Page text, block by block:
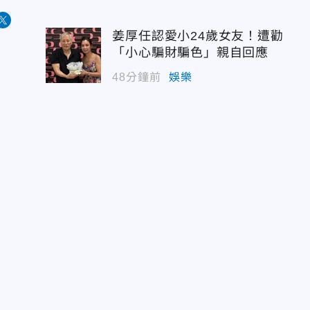
姜厚任認愛小24歲女友！遭勸
「小心騙財騙色」親自回應
48分鐘前 娛樂